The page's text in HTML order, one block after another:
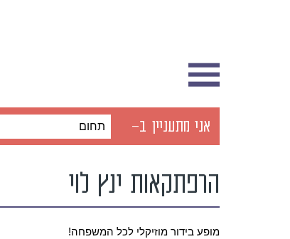
אני מתעניין ב- תחום
הרפתקאות ינץ לוי
מופע בידור מוזיקלי לכל המשפחה!